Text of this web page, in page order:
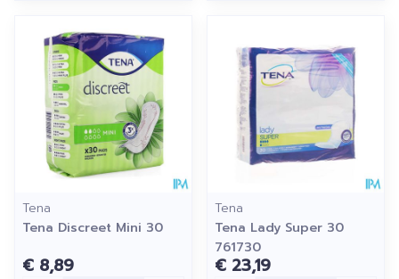
Tena
Tena Discreet Mini 30
€ 8,89
Tena
Tena Lady Super 30
761730
€ 23,19